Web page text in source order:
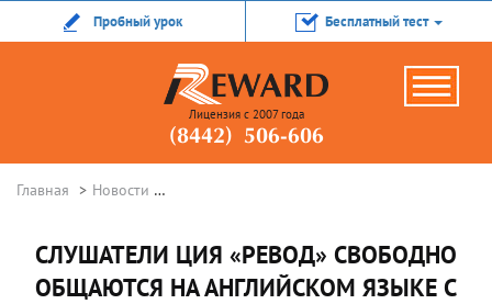
Пробный урок Бесплатный тест
Лицензия с 2007 года
(8442) 506-606
Главная Новости
СЛУШАТЕЛИ ЦИЯ «РЕВОД» СВОБОДНО
ОБЩАЮТСЯ НА АНГЛИЙСКОМ ЯЗЫКЕ С